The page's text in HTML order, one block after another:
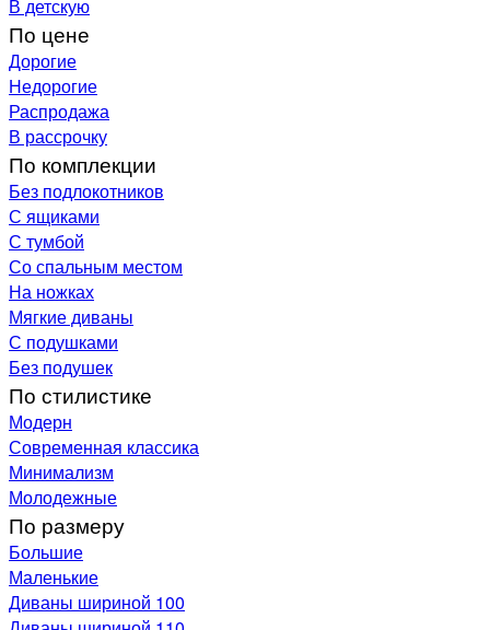
В детскую
По цене
Дорогие
Недорогие
Распродажа
В рассрочку
По комплекции
Без подлокотников
С ящиками
С тумбой
Со спальным местом
На ножках
Мягкие диваны
С подушками
Без подушек
По стилистике
Модерн
Современная классика
Минимализм
Молодежные
По размеру
Большие
Маленькие
Диваны шириной 100